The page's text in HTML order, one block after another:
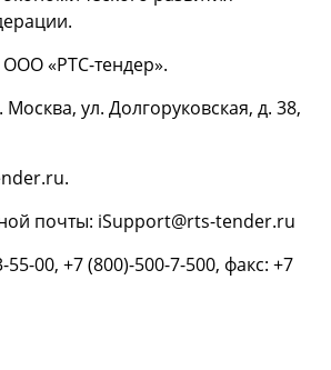
«РТС-тендер».
Москва, ул. Долгоруковская, д. 38,
почты: iSupport@rts-tender.ru
55-00, +7 (800)-500-7-500, факс: +7